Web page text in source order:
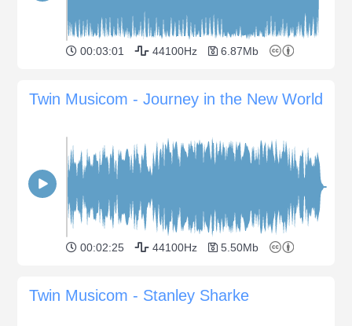
00:03:01 44100Hz 6.87Mb
Twin Musicom - Journey in the New World
00:02:25 44100Hz 5.50Mb
Twin Musicom - Stanley Sharke